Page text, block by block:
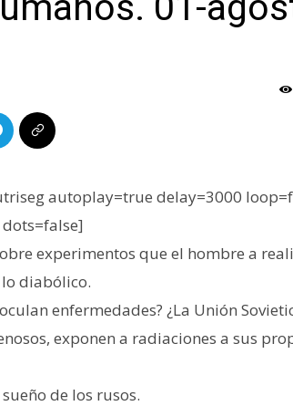
autoplay=true delay=3000
dots=false]
experimentos que el hombre a
diabólico.
enfermedades? ¿La Unión
exponen a radiaciones a sus
de los rusos.